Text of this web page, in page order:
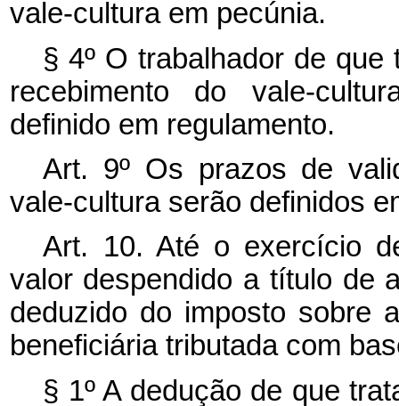
vale-cultura em pecúnia.
§ 4º O trabalhador de
recebimento do vale-
definido em regulamento.
Art. 9º Os prazos de
vale-cultura serão definidos
Art. 10. Até o exercício
valor despendido a título de
deduzido do imposto sobre
beneficiária tributada com
§ 1º A dedução de que